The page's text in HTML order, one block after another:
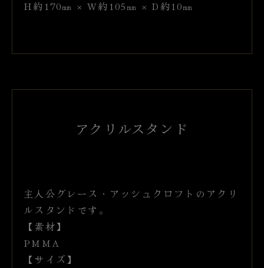
H約170㎜ × W約105㎜ × D約10㎜
アクリルスタンド
主人公グレース・アッシュクロフトのアクリ
ルスタンドです。
【素材】
PMMA
【サイズ】